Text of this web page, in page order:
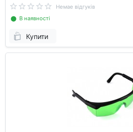
Немае відгуків
⬤ В наявності
Купити